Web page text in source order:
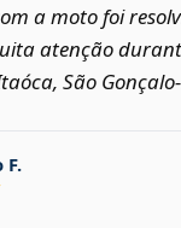
a moto foi
atenção
São
F.